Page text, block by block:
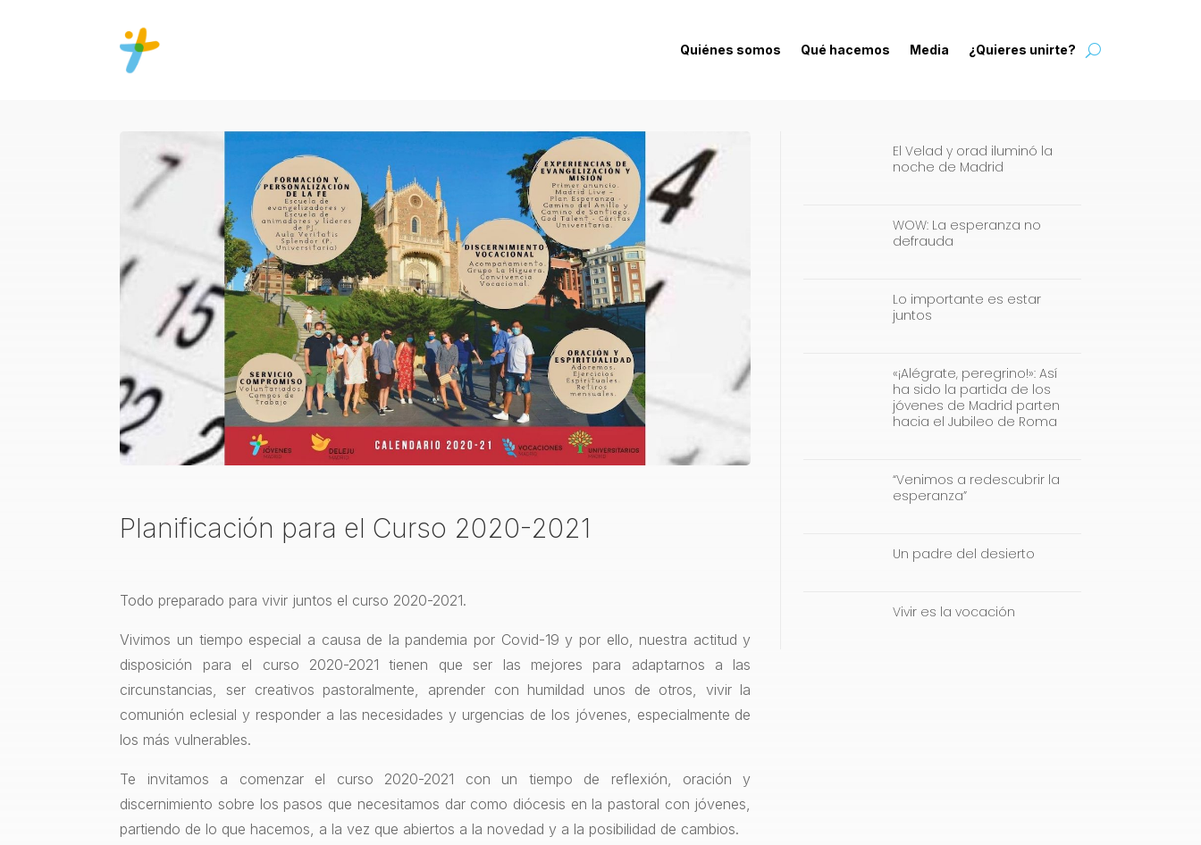
Quiénes somos Qué hacemos Media ¿Quieres unirte?
Planificación para el Curso 2020-2021
Todo preparado para vivir juntos el curso 2020-2021.
Vivimos un tiempo especial a causa de la pandemia por Covid-19 y por ello, nuestra actitud y
disposición para el curso 2020-2021 tienen que ser las mejores para adaptarnos a las
circunstancias, ser creativos pastoralmente, aprender con humildad unos de otros, vivir la
comunión eclesial y responder a las necesidades y urgencias de los jóvenes, especialmente de
los más vulnerables.
Te invitamos a comenzar el curso 2020-2021 con un tiempo de reflexión, oración y
discernimiento sobre los pasos que necesitamos dar como diócesis en la pastoral con jóvenes,
partiendo de lo que hacemos, a la vez que abiertos a la novedad y a la posibilidad de cambios.
El Velad y orad iluminó la
noche de Madrid
WOW: La esperanza no
defrauda
Lo importante es estar
juntos
«¡Alégrate, peregrino!»: Así
ha sido la partida de los
jóvenes de Madrid parten
hacia el Jubileo de Roma
“Venimos a redescubrir la
esperanza”
Un padre del desierto
Vivir es la vocación